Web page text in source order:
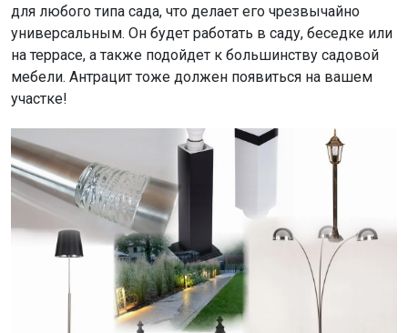
для любого типа сада, что делает его чрезвычайно
универсальным. Он будет работать в саду, беседке или
на террасе, а также подойдет к большинству садовой
мебели. Антрацит тоже должен появиться на вашем
участке!